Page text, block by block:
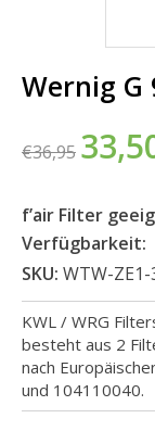
Wernig G
€36,95
f’air Filter
Verfügbarkeit:
SKU: WTW-
KWL / WRG
besteht aus 2
nach
und 104110040.